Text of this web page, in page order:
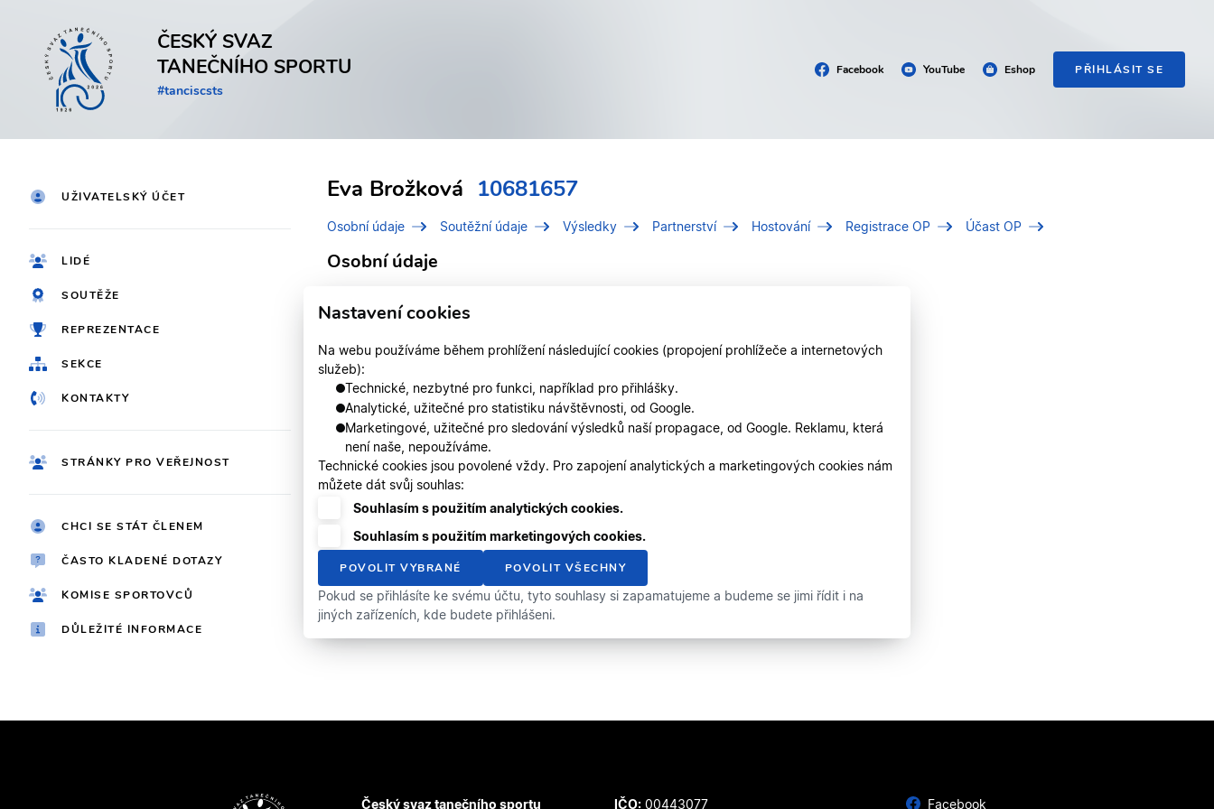
ČESKÝ SVAZ
TANEČNÍHO SPORTU
#tanciscsts
Facebook YouTube Eshop PŘIHLÁSIT SE
UŽIVATELSKÝ ÚČET
LIDÉ
SOUTĚŽE
REPREZENTACE
SEKCE
KONTAKTY
STRÁNKY PRO VEŘEJNOST
CHCI SE STÁT ČLENEM
ČASTO KLADENÉ DOTAZY
KOMISE SPORTOVCŮ
DŮLEŽITÉ INFORMACE
Eva Brožková 10681657
Osobní údaje Soutěžní údaje Výsledky Partnerství Hostování Registrace OP Účast OP
Osobní údaje
Identifikační číslo (IDT)
Registrován v klubu DSP Kometa Brno
Český svaz tanečního sportu IČO:00443077 Facebook
Nastavení cookies
Na webu používáme během prohlížení následující cookies (propojení prohlížeče a internetových
služeb):
Technické, nezbytné pro funkci, například pro přihlášky.
Analytické, užitečné pro statistiku návštěvnosti, od Google.
Marketingové, užitečné pro sledování výsledků naší propagace, od Google. Reklamu, která
není naše, nepoužíváme.
Technické cookies jsou povolené vždy. Pro zapojení analytických a marketingových cookies nám
můžete dát svůj souhlas:
Souhlasím s použitím analytických cookies.
Souhlasím s použitím marketingových cookies.
POVOLIT VYBRANÉ POVOLIT VŠECHNY
Pokud se přihlásíte ke svému účtu, tyto souhlasy si zapamatujeme a budeme se jimi řídit i na
jiných zařízeních, kde budete přihlášeni.